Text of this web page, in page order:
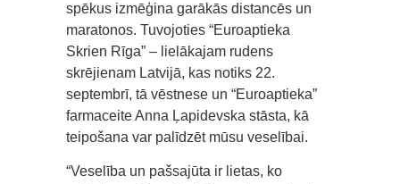
spēkus izmēģina garākās distancēs un
maratonos. Tuvojoties “Euroaptieka
Skrien Rīga” – lielākajam rudens
skrējienam Latvijā, kas notiks 22.
septembrī, tā vēstnese un “Euroaptieka”
farmaceite Anna Ļapidevska stāsta, kā
teipošana var palīdzēt mūsu veselībai.
“Veselība un pašsajūta ir lietas, ko